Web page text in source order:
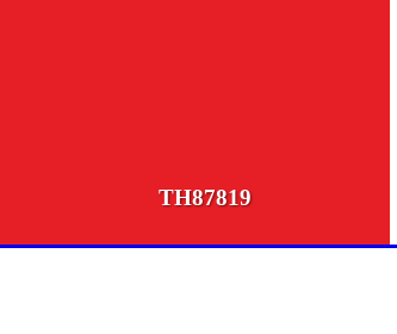
TH87819